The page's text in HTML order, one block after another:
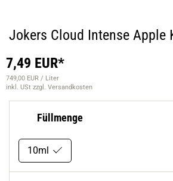
Jokers Cloud Intense Apple
7,49 EUR*
749,00 EUR / Liter
inkl. USt zzgl. Versandkosten
Füllmenge
10ml